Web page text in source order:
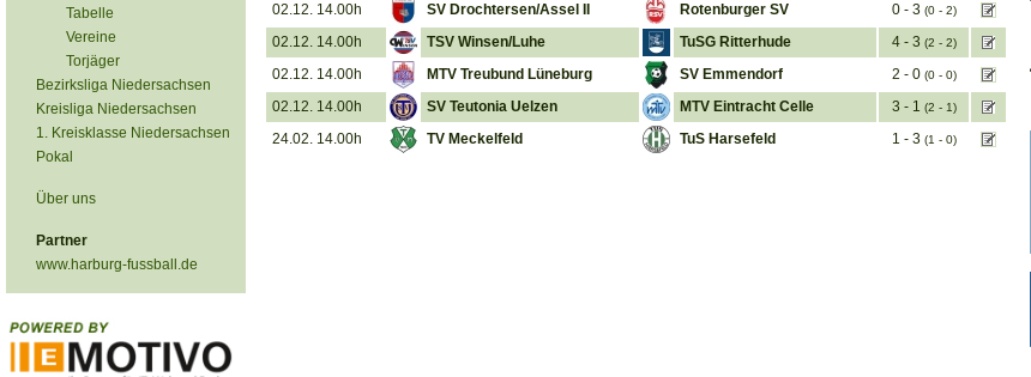
Tabelle
Vereine
Torjäger
Bezirksliga Niedersachsen
Kreisliga Niedersachsen
1. Kreisklasse Niedersachsen
Pokal
Über uns
Partner
www.harburg-fussball.de
02.12. 14.00h SV Drochtersen/Assel II Rotenburger SV 0 - 3 (0 - 2)
02.12. 14.00h TSV Winsen/Luhe TuSG Ritterhude 4 - 3 (2 - 2)
02.12. 14.00h MTV Treubund Lüneburg SV Emmendorf 2 - 0 (0 - 0)
02.12. 14.00h SV Teutonia Uelzen MTV Eintracht Celle 3 - 1 (2 - 1)
24.02. 14.00h TV Meckelfeld TuS Harsefeld 1 - 3 (1 - 0)